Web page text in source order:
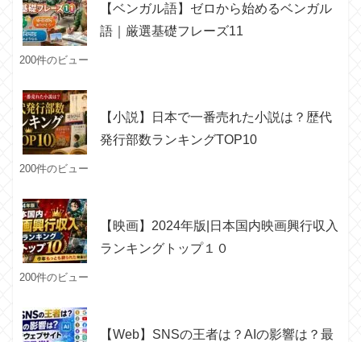
【ベンガル語】ゼロから始めるベンガル
語｜厳選基礎フレーズ11
200件のビュー
【小説】日本で一番売れた小説は？歴代
発行部数ランキングTOP10
200件のビュー
【映画】2024年版|日本国内映画興行収入
ランキングトップ１０
200件のビュー
【Web】SNSの王者は？AIの影響は？最